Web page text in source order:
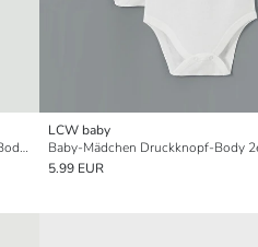
Bedruckter Baby Jungen Druckknopf-Body 3-teiliges Set
LCW baby
Baby-Mädchen Druckknopf-Body
5.99 EUR